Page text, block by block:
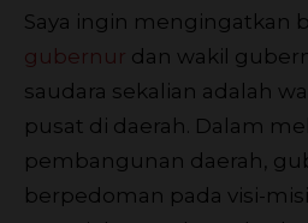
Saya ingin mengingatkan
gubernur dan wakil
saudara sekalian adalah
pusat di daerah. Dalam
pembangunan daerah,
berpedoman pada visi-misi